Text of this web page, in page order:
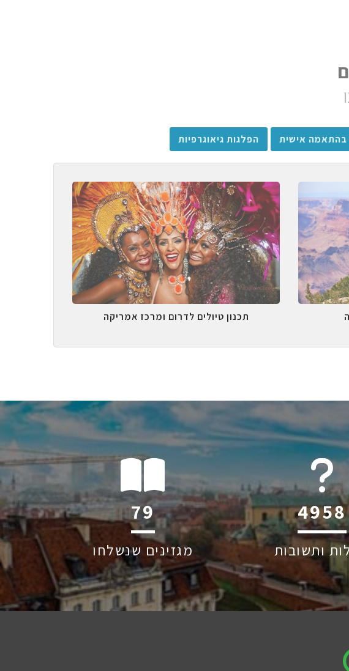
בהתאמה אישית הפלגות גיאוגרפיות
תכנון טיולים לדרום ומרכז אמריקה
119
מגזינים שנשלחו
6045
ותשובות